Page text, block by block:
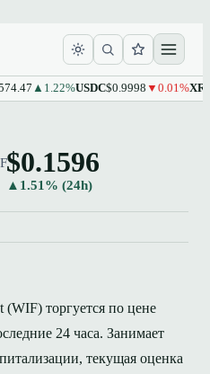
▲1.22%USDC$0.9998▼0.01%XRP
$0.1596
▲1.51% (24h)
торгуется по цене
24 часа. Занимает
текущая оценка